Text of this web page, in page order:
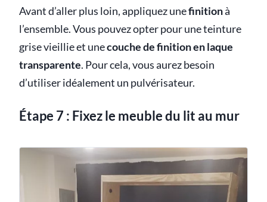
Avant d’aller plus loin, appliquez unefinitionà
l’ensemble. Vous pouvez opter pour une teinture
grise vieillie et unecouche de finition en laque
transparente. Pour cela, vous aurez besoin
d’utiliser idéalement un pulvérisateur.
Étape 7 : Fixez le meuble du lit au mur